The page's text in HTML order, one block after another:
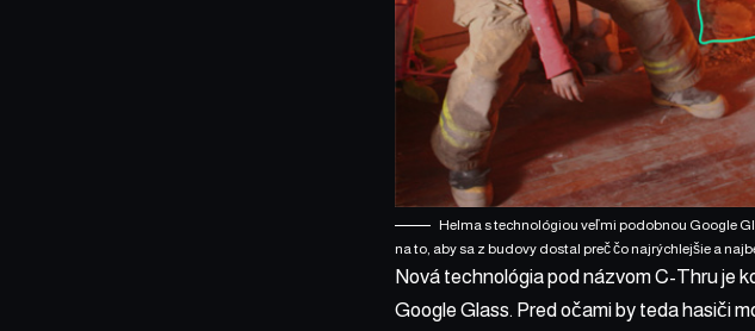
Helma s technológiou veľmi podobnou Google
na to, aby sa z budovy dostal preč čo najrýchlejšie a
Nová technológia pod názvom C-Thru je
Google Glass. Pred očami by teda hasiči